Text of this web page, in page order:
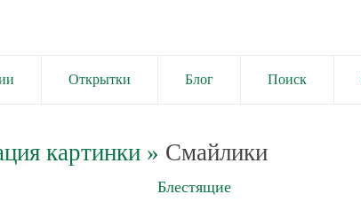
Открытки Блог Поиск
картинки» Смайлики
Блестящие